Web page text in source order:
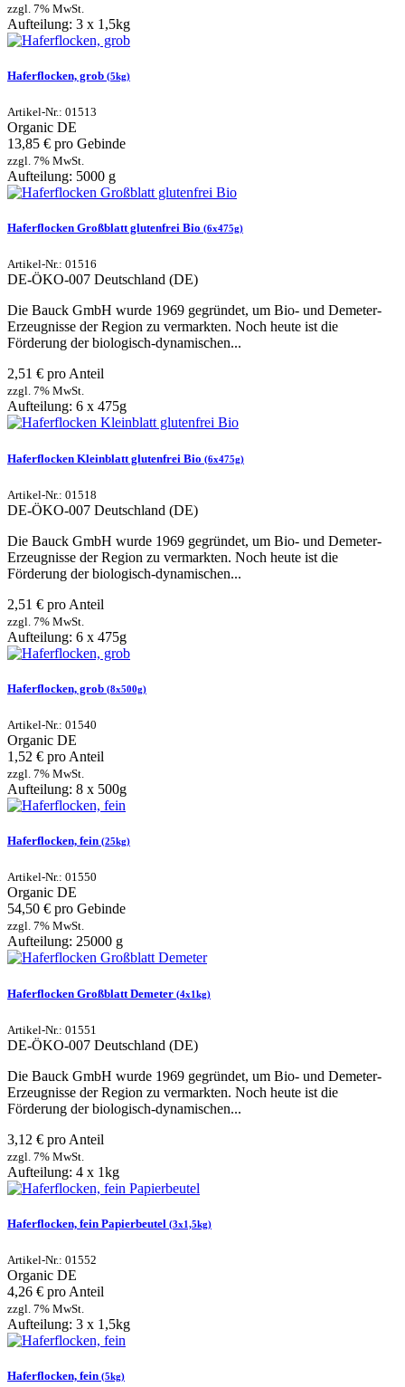
zzgl. 7% MwSt.
Aufteilung: 3 x 1,5kg
Haferflocken, grob (5kg)
Artikel-Nr.: 01513
Organic DE
13,85 € pro Gebinde
zzgl. 7% MwSt.
Aufteilung: 5000 g
Haferflocken Großblatt glutenfrei Bio (6x475g)
Artikel-Nr.: 01516
DE-ÖKO-007 Deutschland (DE)
Die Bauck GmbH wurde 1969 gegründet, um Bio- und Demeter-
Erzeugnisse der Region zu vermarkten. Noch heute ist die
Förderung der biologisch-dynamischen...
2,51 € pro Anteil
zzgl. 7% MwSt.
Aufteilung: 6 x 475g
Haferflocken Kleinblatt glutenfrei Bio (6x475g)
Artikel-Nr.: 01518
DE-ÖKO-007 Deutschland (DE)
Die Bauck GmbH wurde 1969 gegründet, um Bio- und Demeter-
Erzeugnisse der Region zu vermarkten. Noch heute ist die
Förderung der biologisch-dynamischen...
2,51 € pro Anteil
zzgl. 7% MwSt.
Aufteilung: 6 x 475g
Haferflocken, grob (8x500g)
Artikel-Nr.: 01540
Organic DE
1,52 € pro Anteil
zzgl. 7% MwSt.
Aufteilung: 8 x 500g
Haferflocken, fein (25kg)
Artikel-Nr.: 01550
Organic DE
54,50 € pro Gebinde
zzgl. 7% MwSt.
Aufteilung: 25000 g
Haferflocken Großblatt Demeter (4x1kg)
Artikel-Nr.: 01551
DE-ÖKO-007 Deutschland (DE)
Die Bauck GmbH wurde 1969 gegründet, um Bio- und Demeter-
Erzeugnisse der Region zu vermarkten. Noch heute ist die
Förderung der biologisch-dynamischen...
3,12 € pro Anteil
zzgl. 7% MwSt.
Aufteilung: 4 x 1kg
Haferflocken, fein Papierbeutel (3x1,5kg)
Artikel-Nr.: 01552
Organic DE
4,26 € pro Anteil
zzgl. 7% MwSt.
Aufteilung: 3 x 1,5kg
Haferflocken, fein (5kg)